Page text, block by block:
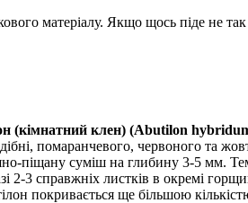
матеріалу. Якщо щось піде не
(кімнатний клен) (Abutilon
помаранчевого, червоного та
піщану суміш на глибину 3-5 мм.
2-3 справжніх листків в окремі
покривається ще більшою